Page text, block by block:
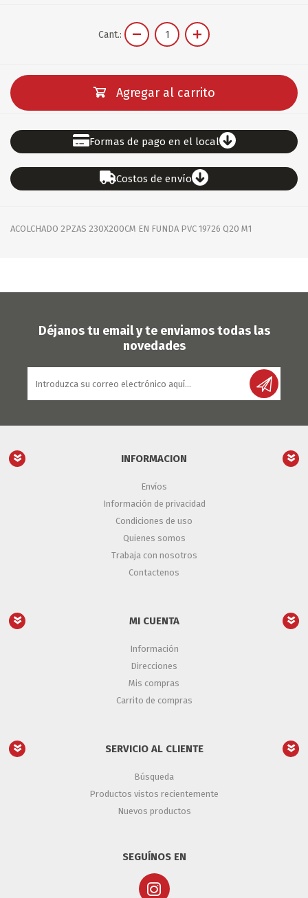
Cant.:
Agregar al carrito
Formas de pago en el local
Costos de envío
ACOLCHADO 2PZAS 230X200CM EN FUNDA PVC 19726 Q20 M1
Déjanos tu email y te enviamos todas las
novedades
INFORMACION
Envíos
Información de privacidad
Condiciones de uso
Quienes somos
Trabaja con nosotros
Contactenos
MI CUENTA
Información
Direcciones
Mis compras
Carrito de compras
SERVICIO AL CLIENTE
Búsqueda
Productos vistos recientemente
Nuevos productos
SEGUÍNOS EN